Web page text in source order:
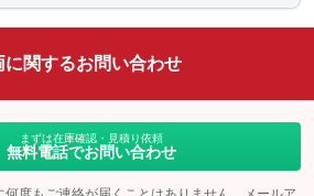
に関するお問い合わせ
まずは在庫確認・見積り依頼
無料電話でお問い合わせ